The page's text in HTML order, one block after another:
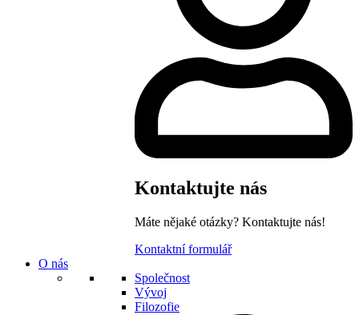
Kontaktujte nás
Máte nějaké otázky? Kontaktujte nás!
Kontaktní formulář
O nás
Společnost
Vývoj
Filozofie